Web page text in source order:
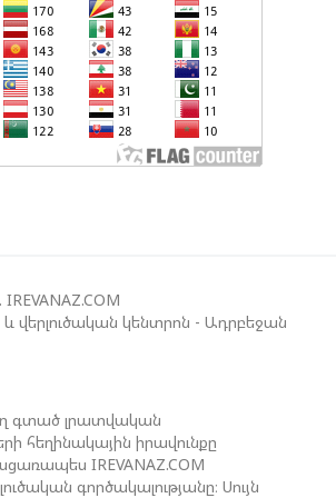
Է «ՄԵԾ ՎԵՐԱԴԱՐՁ» ԾՐԱԳՐԻ
ԱԴՐԲԵՋԱՆԸ, ԹՈՒՐՔԻԱՆ,
ԵՐԿՐՆԵՐԸ ԵՎ
ԵՆ ԳՆԱՀԱՏՈՒՄ ՎՐԱՍՏԱՆԻ
ԱԴՐԲԵՋԱՆ-ԳԵՐՄԱՆԻԱ ԵՐԿԿՈՂՄ
ԳՈՐԾԸՆԿԵՐՈՒԹՅԱՆ ՄԱՍԻՆ
վերլուծական կենտրոն - Ադրբեջան
գտած լրատվական
հեղինակային իրավունքը
IREVANAZ.COM
գործակալությանը։ Սույն